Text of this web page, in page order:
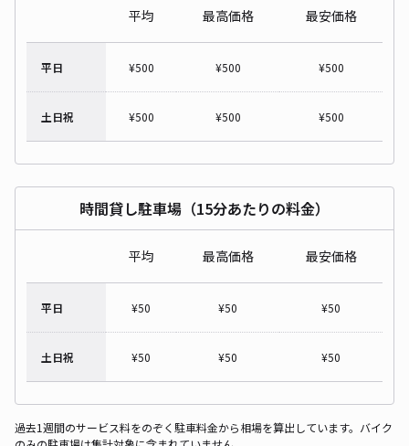
平均 最高価格 最安価格
平日 ¥500 ¥500 ¥500
土日祝 ¥500 ¥500 ¥500
時間貸し駐車場（15分あたりの料金）
平均 最高価格 最安価格
平日 ¥50 ¥50 ¥50
土日祝 ¥50 ¥50 ¥50
過去1週間のサービス料をのぞく駐車料金から相場を算出しています。バイク